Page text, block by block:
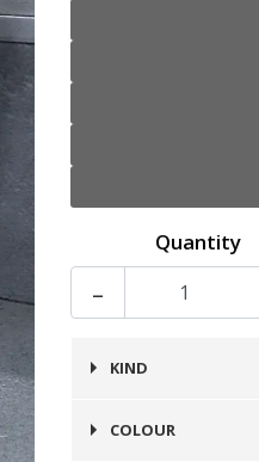
Quantity
-
KIND
Zapatilla
COLOUR